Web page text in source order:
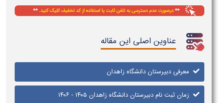
عناوین اصلی این مقاله
معرفی دبیرستان دانشگاه زاهدان
زمان ثبت نام دبیرستان دانشگاه زاهدان ۱۴۰۵ - ۱۴۰۶